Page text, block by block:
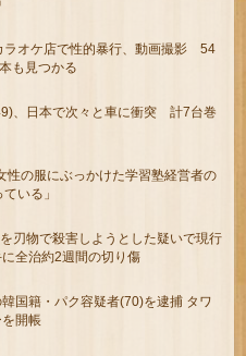
ラオケ店で性的暴行、動画撮影 54
も見つかる
、日本で次々と車に衝突 計7台巻
性の服にぶっかけた学習塾経営者の
いる」
刃物で殺害しようとした疑いで現行
全治約2週間の切り傷
韓国籍・パク容疑者(70)を逮捕 タワ
開帳